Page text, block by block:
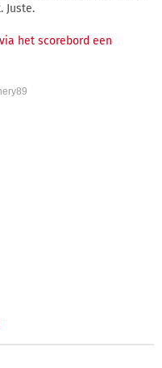
Juste.
het scorebord een